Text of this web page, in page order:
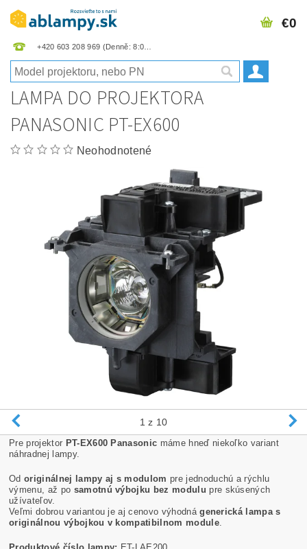
+420 603 208 969
€0
LAMPA DO PROJEKTORA
PANASONIC PT-EX600
Neohodnotené
1 z 10
Pre projektor PT-EX600 Panasonic máme hneď niekoľko variant
náhradnej lampy.
Odoriginálnej lampy aj s modulom pre jednoduchú a rýchlu
výmenu, až po samotnú výbojku bez modulu pre skúsených
užívateľov.
Veľmi dobrou variantou je aj cenovo výhodnágenerická lampa s
originálnou výbojkou v kompatibilnom module.
Produktové číslo lampy: ET-LAE200